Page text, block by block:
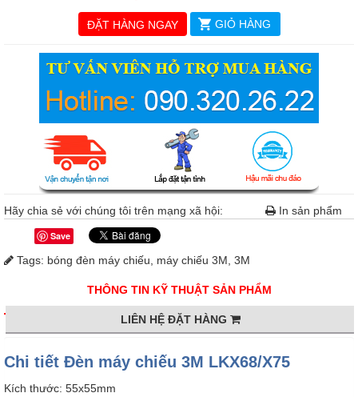
ĐẶT HÀNG NGAY GIỎ HÀNG
In sản phẩm
Hãy chia sẻ với chúng tôi trên mạng xã hội:
Save
Tags: bóng đèn máy chiếu, máy chiếu 3M, 3M
THÔNG TIN KỸ THUẬT SẢN PHẨM
LIÊN HỆ ĐẶT HÀNG
Chi tiết Đèn máy chiếu 3M LKX68/X75
Kích thước: 55x55mm